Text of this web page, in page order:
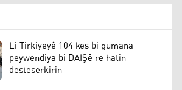
Li Tirkiyeyê 104 kes bi gumana
peywendiya bi DAIŞê re hatin
desteserkirin